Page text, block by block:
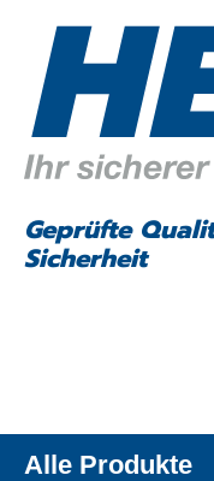
Geprüfte
Sicherheit
Alle Produkte